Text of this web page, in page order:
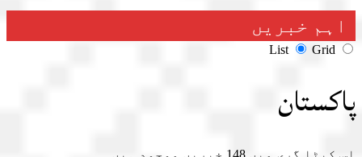
اہم خبریں
List Grid
پاکستان